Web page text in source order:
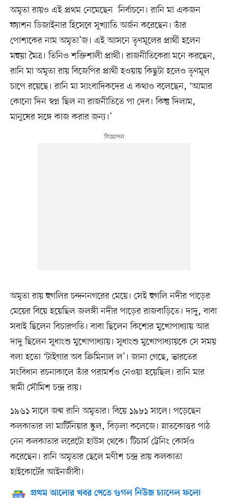
অমৃতা রায়ও এই প্রথম নেমেছেন নির্বাচনে। রানি মা একজন
ফ্যাশন ডিজাইনার হিসেবে সুখ্যাতি অর্জন করেছেন। তাঁর
পোশাকের নাম অমৃতা’জ। এই আসনে তৃণমূলের প্রার্থী হলেন
মহুয়া মৈত্র। তিনিও শক্তিশালী প্রার্থী। রাজনীতিকেরা মনে করছেন,
রানি মা অমৃতা রায় বিজেপির প্রার্থী হওয়ায় কিছুটা হলেও তৃণমূল
চাপে রয়েছে। রানি মা সাংবাদিকদের এ কথাও বলেছেন, ‘আমার
কোনো দিন স্বপ্ন ছিল না রাজনীতিতে পা দেব। কিন্তু দিলাম,
মানুষের সঙ্গে কাজ করার জন্য।’
অমৃতা রায় হুগলির চন্দননগরের মেয়ে। সেই হুগলি নদীর পাড়ের
মেয়ের বিয়ে হয়েছিল জলঙ্গী নদীর পাড়ের রাজবাড়িতে। দাদু, বাবা
সবাই ছিলেন বিচারপতি। বাবা ছিলেন কিশোর মুখোপাধ্যায় আর
দাদু ছিলেন সুধাংশু মুখোপাধ্যায়। সুধাংশু মুখোপাধ্যায়কে সে সময়
বলা হতো ‘টাইগার অব ক্রিমিনাল ল’। জানা গেছে, ভারতের
সংবিধান রচনাকালে তাঁর পরামর্শও নেওয়া হয়েছিল। রানি মার
স্বামী সৌমিশ চন্দ্র রায়।
১৯৬১ সালে জন্ম রানি অমৃতার। বিয়ে ১৯৮১ সালে। পড়েছেন
কলকাতার লা মার্টিনিয়ার স্কুল, বিড়লা কলেজে। স্নাতকোত্তর পাঠ
নেন কলকাতার লরেটো হাউস থেকে। টিচার্স ট্রেনিং কোর্সও
করেছেন। রানি অমৃতার ছেলে মণীশ চন্দ্র রায় কলকাতা
হাইকোর্টের আইনজীবী।
প্রথম আলোর খবর পেতে গুগল নিউজ চ্যানেল ফলো